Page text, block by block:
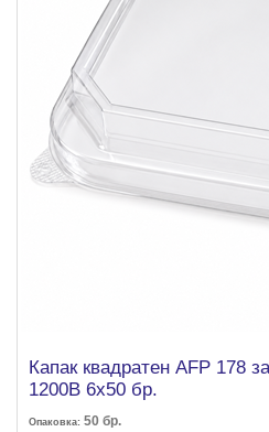
Капак квадратен AFP 178
1200B 6х50 бр.
Опаковка: 50 бр.